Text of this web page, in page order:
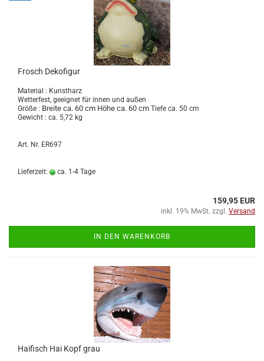
Frosch Dekofigur
Material : Kunstharz
Wetterfest, geeignet für innen und außen
Größe : Breite ca. 60 cm Höhe ca. 60 cm Tiefe ca. 50 cm
Gewicht : ca. 5,72 kg
Art. Nr. ER697
Lieferzeit: ca. 1-4 Tage
159,95 EUR
inkl. 19% MwSt. zzgl. Versand
IN DEN WARENKORB
Haifisch Hai Kopf grau